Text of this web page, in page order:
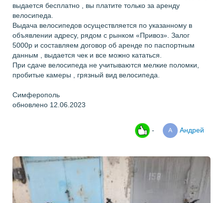
выдается бесплатно , вы платите только за аренду
велосипеда.
Выдача велосипедов осуществляется по указанному в
объявлении адресу, рядом с рынком «Привоз». Залог
5000р и составляем договор об аренде по паспортным
данным , выдается чек и все можно кататься.
При сдаче велосипеда не учитываются мелкие поломки,
пробитые камеры , грязный вид велосипеда.
Симферополь
обновлено 12.06.2023
- Андрей